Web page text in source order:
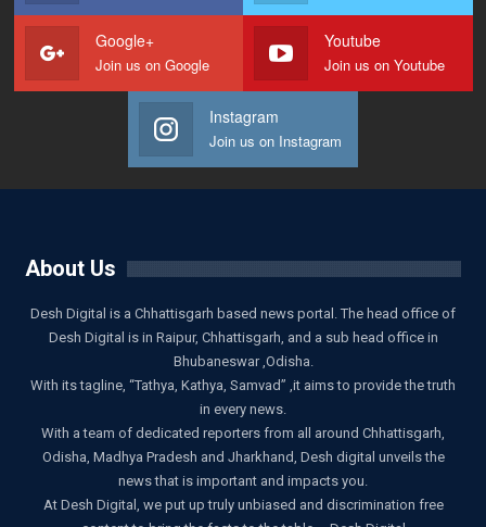
Google+
Join us on Google
Youtube
Join us on Youtube
Instagram
Join us on Instagram
About Us
Desh Digital is a Chhattisgarh based news portal. The head office of
Desh Digital is in Raipur, Chhattisgarh, and a sub head office in
Bhubaneswar ,Odisha.
With its tagline, “Tathya, Kathya, Samvad” ,it aims to provide the truth
in every news.
With a team of dedicated reporters from all around Chhattisgarh,
Odisha, Madhya Pradesh and Jharkhand, Desh digital unveils the
news that is important and impacts you.
At Desh Digital, we put up truly unbiased and discrimination free